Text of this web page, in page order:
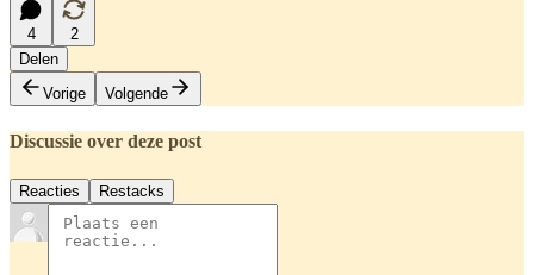
4
2
Delen
Vorige
Volgende
Discussie over deze post
Reacties Restacks